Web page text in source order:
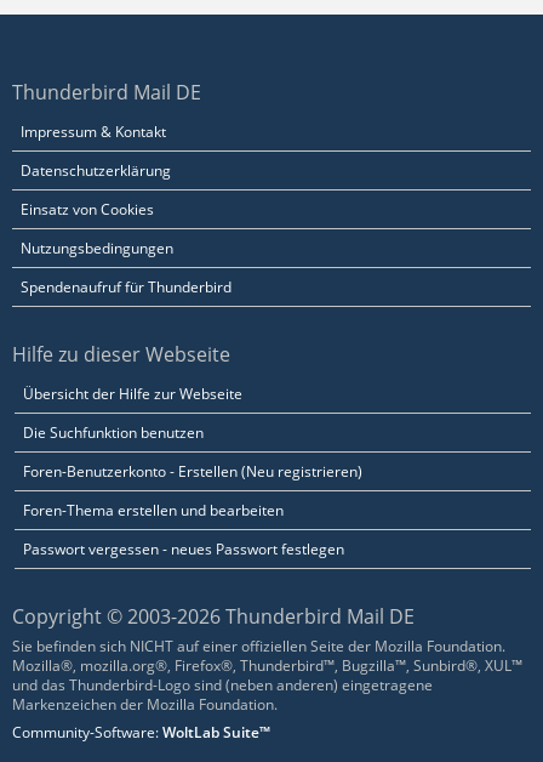
Thunderbird Mail DE
Impressum & Kontakt
Datenschutzerklärung
Einsatz von Cookies
Nutzungsbedingungen
Spendenaufruf für Thunderbird
Hilfe zu dieser Webseite
Übersicht der Hilfe zur Webseite
Die Suchfunktion benutzen
Foren-Benutzerkonto - Erstellen (Neu registrieren)
Foren-Thema erstellen und bearbeiten
Passwort vergessen - neues Passwort festlegen
Copyright © 2003-2026 Thunderbird Mail DE
Sie befinden sich NICHT auf einer offiziellen Seite der Mozilla Foundation.
Mozilla®, mozilla.org®, Firefox®, Thunderbird™, Bugzilla™, Sunbird®, XUL™
und das Thunderbird-Logo sind (neben anderen) eingetragene
Markenzeichen der Mozilla Foundation.
Community-Software:WoltLab Suite™